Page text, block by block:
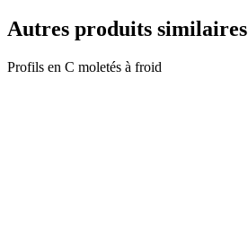
Autres produits similaires
Profils en C moletés à froid